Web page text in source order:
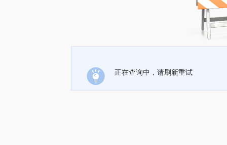
正在查询中，请刷新重试